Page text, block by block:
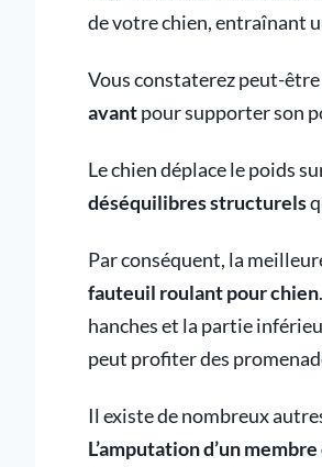
de votre chien, entraînant
Vous constaterez peut-être
avantpour supporter son
Le chien déplace le poids
déséquilibres structurels
Par conséquent, la
fauteuil roulant pour chien
hanches et la partie
peut profiter des
Il existe de nombreux
L’amputation d’un